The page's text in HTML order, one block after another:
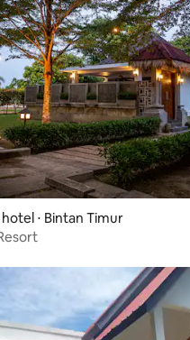
⋅ Bintan Timur